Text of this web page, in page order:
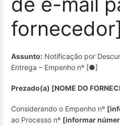
fornecedor]
Assunto: Notificação por
Entrega – Empenho nº [●]
Prezado(a) [NOME DO
Considerando o Empenho nº
ao Processo nº [informar